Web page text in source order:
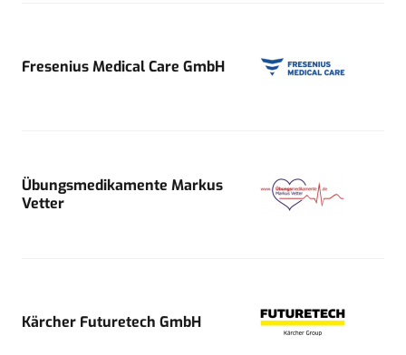
Fresenius Medical Care GmbH
Übungsmedikamente Markus
Vetter
Kärcher Futuretech GmbH